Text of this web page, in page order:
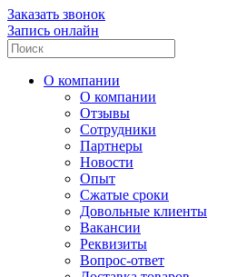
Заказать звонок
Запись онлайн
О компании
О компании
Отзывы
Сотрудники
Партнеры
Новости
Опыт
Сжатые сроки
Довольные клиенты
Вакансии
Реквизиты
Вопрос-ответ